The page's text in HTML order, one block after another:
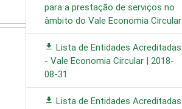
para a prestação de serviços no
âmbito do Vale Economia Circular
Lista de Entidades Acreditadas
- Vale Economia Circular | 2018-
08-31
Lista de Entidades Acreditadas